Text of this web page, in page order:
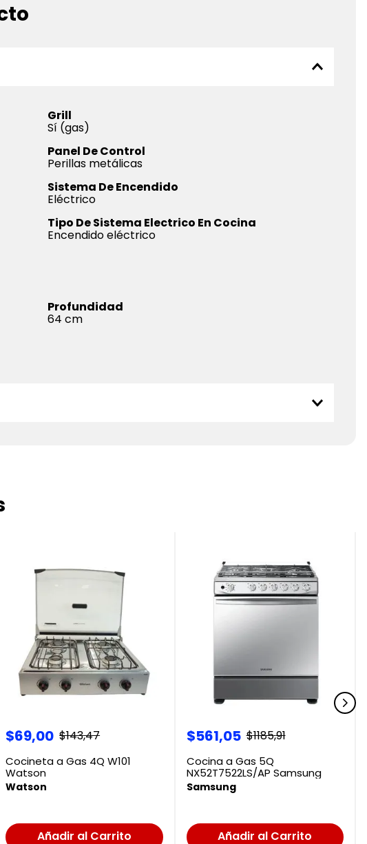
Grill
Sí (gas)
Panel De Control
Perillas metálicas
Sistema De Encendido
Eléctrico
Tipo De Sistema Electrico En Cocina
Encendido eléctrico
Profundidad
64
$69,00 $143,47
Cocineta a Gas 4Q W101
Watson
Watson
Añadir al Carrito
$561,05 $1185,91
Cocina a Gas 5Q
NX52T7522LS/AP Samsung
Samsung
Añadir al Carrito